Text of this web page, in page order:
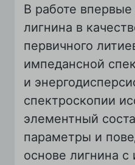
В работе
лигнина в
первичного
импедансной
и
спектроскопии
элементный
параметры и
основе лигнина